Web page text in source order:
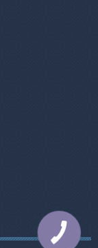
КНОПКА
СВЯЗИ